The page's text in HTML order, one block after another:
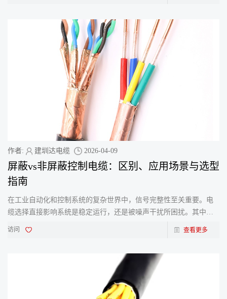
作者: 建圳达电缆 2026-04-09
屏蔽vs非屏蔽控制电缆：区别、应用场景与选型
指南
在工业自动化和控制系统的复杂世界中，信号完整性至关重要。电
缆选择直接影响系统是稳定运行，还是被噪声干扰所困扰。其中，
屏蔽控制电缆和非屏蔽控制电缆是两种主要类型。对于工程师
访问 查看更多